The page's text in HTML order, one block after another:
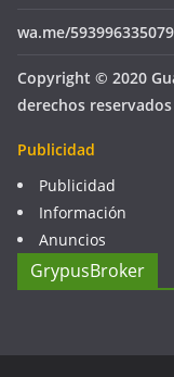
wa.me/593996335079
Copyright © 2020
derechos reservados
Publicidad
Publicidad
Información
Anuncios
GrypusBroker